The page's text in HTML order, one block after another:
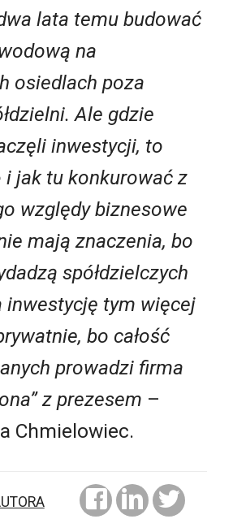
lata temu budować
na
osiedlach poza
Ale gdzie
inwestycji, to
i jak tu konkurować z
względy biznesowe
mają znaczenia, bo
spółdzielczych
inwestycję tym więcej
bo całość
prowadzi firma
z prezesem –
Chmielowiec.